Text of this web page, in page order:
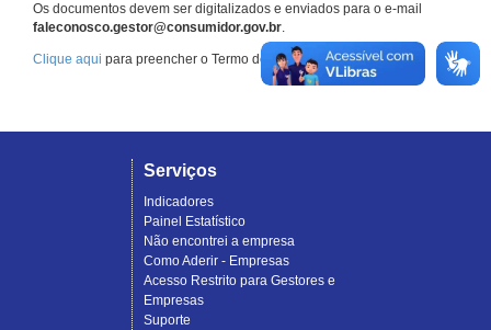
Os documentos devem ser digitalizados e enviados para o e-mail
faleconosco.gestor@consumidor.gov.br.
Clique aqui para preencher o Termo de Adesão.
Serviços
Indicadores
Painel Estatístico
Não encontrei a empresa
Como Aderir - Empresas
Acesso Restrito para Gestores e
Empresas
Suporte